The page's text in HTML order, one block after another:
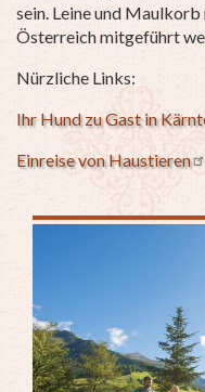
sein. Leine und
Österreich mitgeführt
Nürzliche Links:
Ihr Hund zu Gast in
Einreise von Haustieren